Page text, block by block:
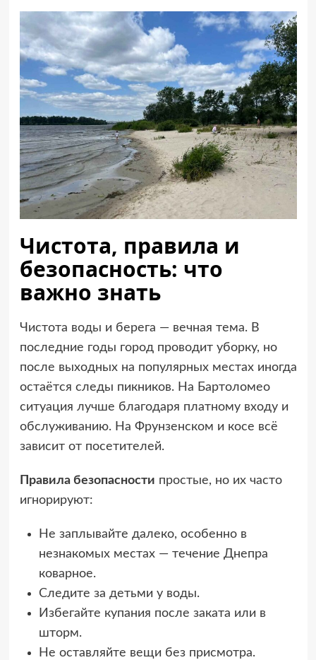
Чистота, правила и
безопасность: что
важно знать
Чистота воды и берега — вечная тема. В
последние годы город проводит уборку, но
после выходных на популярных местах иногда
остаётся следы пикников. На Бартоломео
ситуация лучше благодаря платному входу и
обслуживанию. На Фрунзенском и косе всё
зависит от посетителей.
Правила безопасности простые, но их часто
игнорируют:
Не заплывайте далеко, особенно в
незнакомых местах — течение Днепра
коварное.
Следите за детьми у воды.
Избегайте купания после заката или в
шторм.
Не оставляйте вещи без присмотра.